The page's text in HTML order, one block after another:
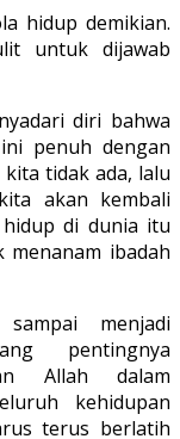
hidup demikian.
untuk dijawab
diri bahwa
penuh dengan
tidak ada, lalu
akan kembali
di dunia itu
ibadah
menjadi
pentingnya
Allah dalam
kehidupan
terus berlatih